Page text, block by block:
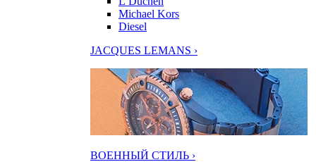
Michael Kors
Diesel
JACQUES LEMANS ›
ВОЕННЫЙ СТИЛЬ ›